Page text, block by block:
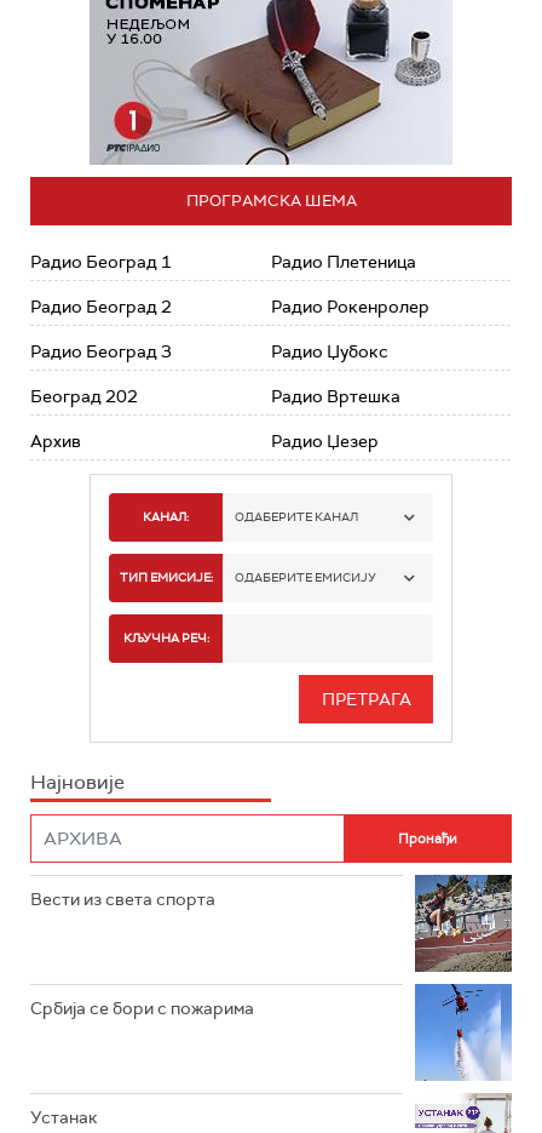
ПРОГРАМСКА ШЕМА
Радио Београд 1
Радио Београд 2
Радио Београд 3
Београд 202
Архив
Радио Плетеница
Радио Рокенролер
Радио Џубокс
Радио Вртешка
Радио Џезер
КАНАЛ: ОДАБЕРИТЕ КАНАЛ
РАДИО БЕОГРАД 1
РАДИО БЕОГРАД 3
РАДИО РОКЕНРОЛЕР
РАДИО ЏЕЗЕР
ТИП ЕМИСИЈЕ: ОДАБЕРИТЕ ЕМИСИЈУ
ИНФО
КЉУЧНА РЕЧ:
Најновије
Вести из света спорта
Србија се бори с пожарима
Устанак